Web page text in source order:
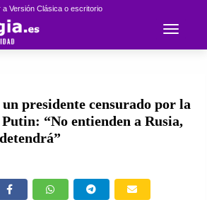
a Versión Clásica o escritorio
Toggle
presidente censurado por la
“No entienden a Rusia,